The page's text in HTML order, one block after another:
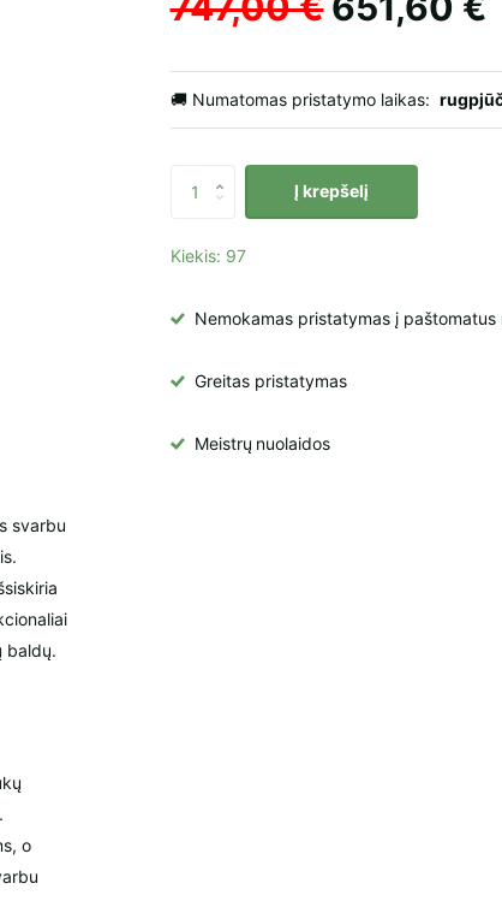
svarbu
baldų.
o
🚚 Numatomas pristatymo laikas:
Į krepšelį
Kiekis: 97
Nemokamas pristatymas į
Greitas pristatymas
Meistrų nuolaidos